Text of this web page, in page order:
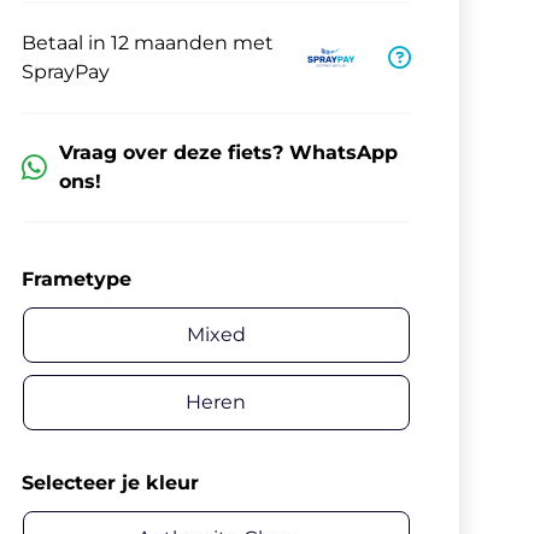
Betaal in 12 maanden met
SprayPay
Vraag over deze fiets? WhatsApp
ons!
Frametype
Mixed
Heren
Selecteer je kleur